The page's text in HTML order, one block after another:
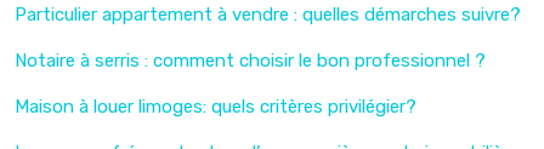
Particulier appartement à vendre : quelles démarches suivre?
Notaire à serris : comment choisir le bon professionnel ?
Maison à louer limoges: quels critères privilégier?